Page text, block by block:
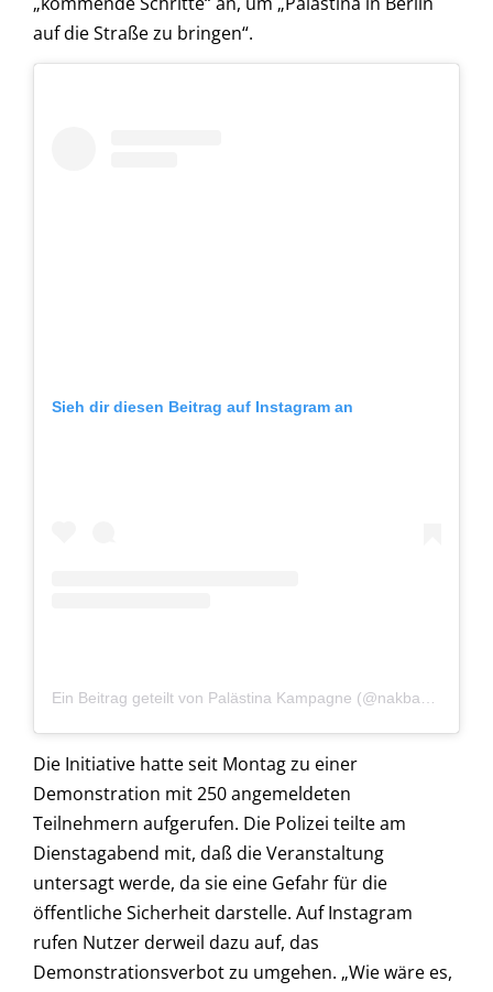
auf die Straße zu bringen“.
Sieh dir diesen Beitrag auf Instagram an
Ein Beitrag geteilt von Palästina Kampagne (@nakba_75)
Die Initiative hatte seit Montag zu einer
Demonstration mit 250 angemeldeten
Teilnehmern aufgerufen. Die Polizei teilte am
Dienstagabend mit, daß die Veranstaltung
untersagt werde, da sie eine Gefahr für die
öffentliche Sicherheit darstelle. Auf Instagram
rufen Nutzer derweil dazu auf, das
Demonstrationsverbot zu umgehen. „Wie wäre es,